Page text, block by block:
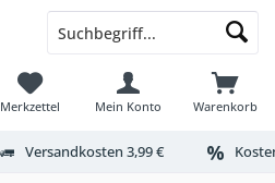
Warenkorb
Merkzettel Mein Konto
Versandkosten 3,99 €